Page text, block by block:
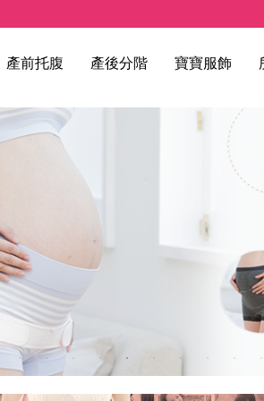
產前托腹 產後分階 寶寶服飾